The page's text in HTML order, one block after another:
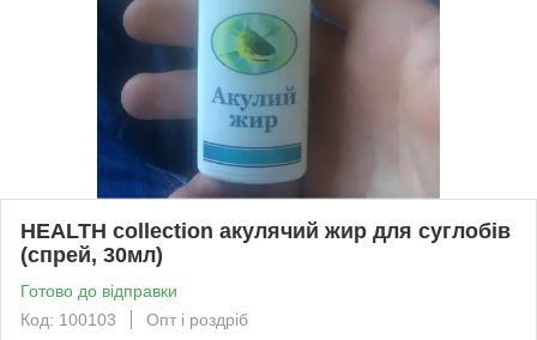
HEALTH collection акулячий жир для суглобів
(спрей, 30мл)
Готово до відправки
Код: 100103
Опт і роздріб